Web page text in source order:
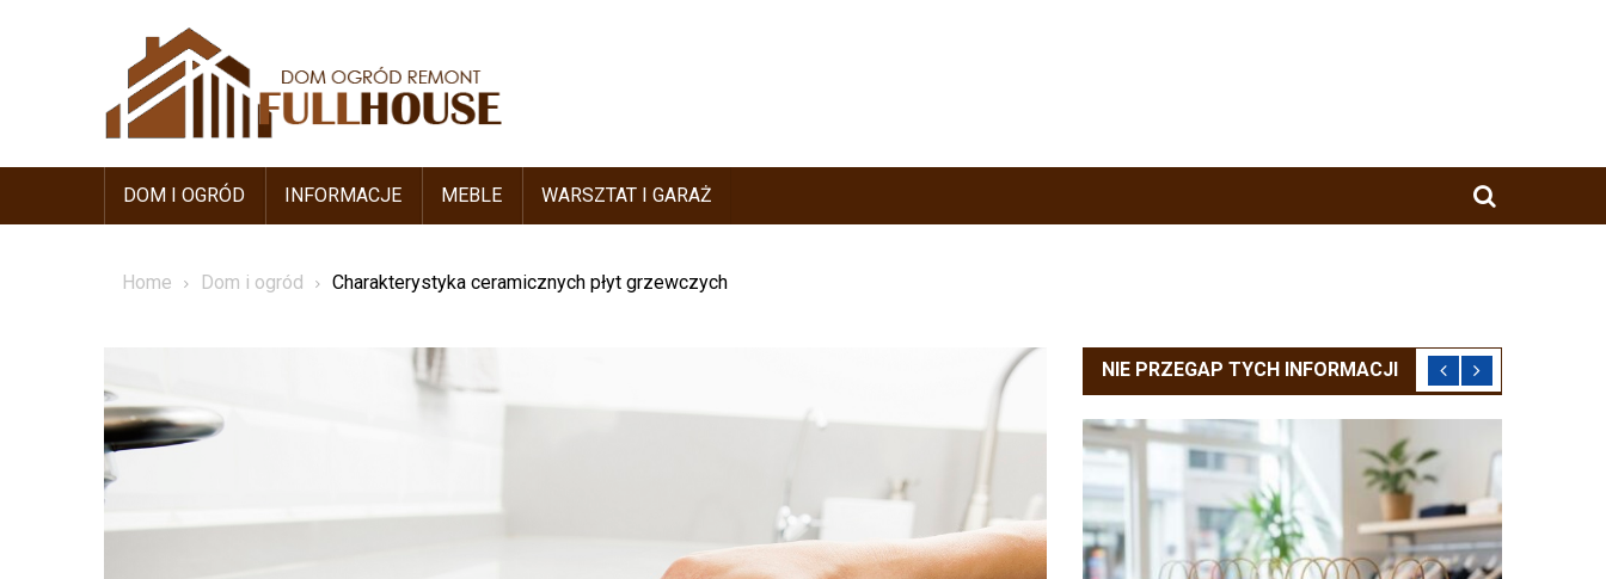
DOM I OGRÓD INFORMACJE MEBLE WARSZTAT I GARAŻ
Home Dom i ogród Charakterystyka ceramicznych płyt grzewczych
NIE PRZEGAP TYCH INFORMACJI